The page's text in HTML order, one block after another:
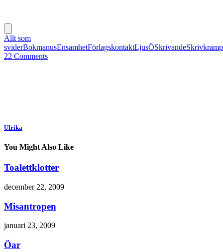
Allt som
sviderBokmanusEnsamhetFörlagskontaktLjusÖSkrivandeSkrivkramp
22 Comments
Ulrika
You Might Also Like
Toalettklotter
december 22, 2009
Misantropen
januari 23, 2009
Öar